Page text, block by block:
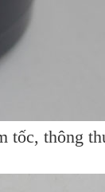
tốc, thông